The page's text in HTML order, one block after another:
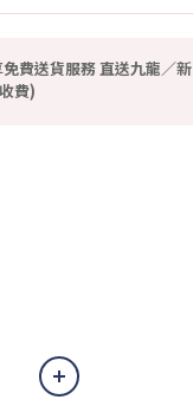
費送貨服務 直送九龍／新
費)